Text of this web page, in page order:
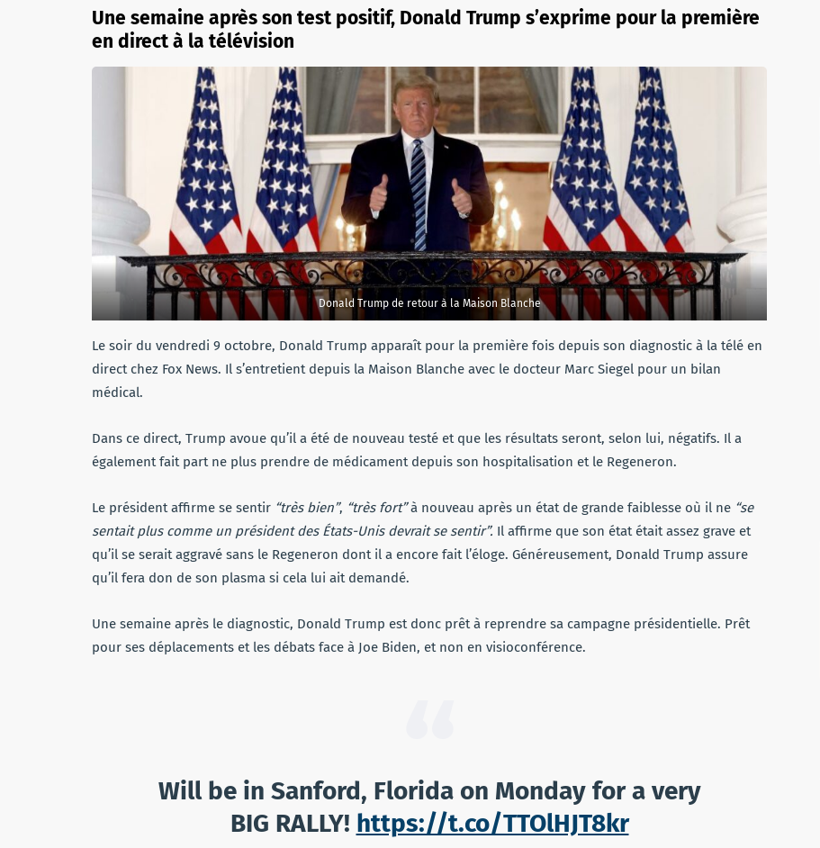
Une semaine après son test positif, Donald Trump s’exprime pour la première
en direct à la télévision
Donald Trump de retour à la Maison Blanche
Le soir du vendredi 9 octobre, Donald Trump apparaît pour la première fois depuis son diagnostic à la télé en
direct chez Fox News. Il s’entretient depuis la Maison Blanche avec le docteur Marc Siegel pour un bilan
médical.
Dans ce direct, Trump avoue qu’il a été de nouveau testé et que les résultats seront, selon lui, négatifs. Il a
également fait part ne plus prendre de médicament depuis son hospitalisation et le Regeneron.
Le président affirme se sentir “très bien”, “très fort”à nouveau après un état de grande faiblesse où il ne “se
sentait plus comme un président des États-Unis devrait se sentir”. Il affirme que son état était assez grave et
qu’il se serait aggravé sans le Regeneron dont il a encore fait l’éloge. Généreusement, Donald Trump assure
qu’il fera don de son plasma si cela lui ait demandé.
Une semaine après le diagnostic, Donald Trump est donc prêt à reprendre sa campagne présidentielle. Prêt
pour ses déplacements et les débats face à Joe Biden, et non en visioconférence.
Will be in Sanford, Florida on Monday for a very
BIG RALLY! https://t.co/TTOlHJT8kr